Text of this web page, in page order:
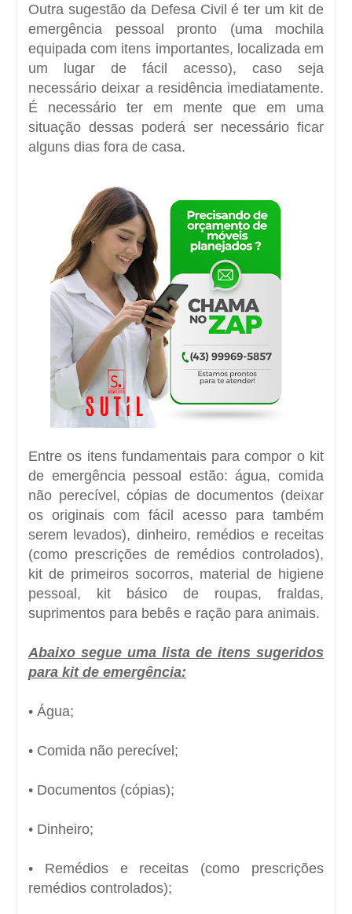
Outra sugestão da Defesa Civil é ter um kit de
emergência pessoal pronto (uma mochila
equipada com itens importantes, localizada em
um lugar de fácil acesso), caso seja
necessário deixar a residência imediatamente.
É necessário ter em mente que em uma
situação dessas poderá ser necessário ficar
alguns dias fora de casa.
Entre os itens fundamentais para compor o kit
de emergência pessoal estão: água, comida
não perecível, cópias de documentos (deixar
os originais com fácil acesso para também
serem levados), dinheiro, remédios e receitas
(como prescrições de remédios controlados),
kit de primeiros socorros, material de higiene
pessoal, kit básico de roupas, fraldas,
suprimentos para bebês e ração para animais.
Abaixo segue uma lista de itens sugeridos
para kit de emergência:
• Água;
• Comida não perecível;
• Documentos (cópias);
• Dinheiro;
• Remédios e receitas (como prescrições
remédios controlados);